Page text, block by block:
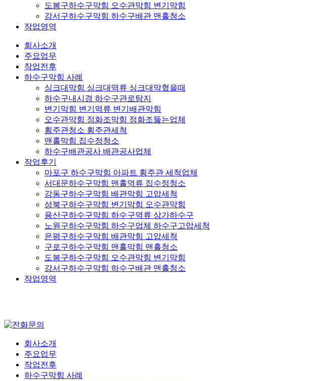
도봉구하수구막힘 오수관막힘 변기막힘
강서구하수구막힘 하수구배관 맨홀청소
작업영역
회사소개
주요업무
작업전후
하수구막힘 사례
싱크대막힘 싱크대역류 싱크대막혔을때
하수구내시경 하수구관로탐지
변기막힘 변기역류 변기배관막힘
오수관막힘 정화조막힘 정화조뚫는업체
횡주관청소 횡주관세척
맨홀막힘 집수정청소
하수구배관공사 배관공사업체
작업후기
마포구 하수구막힘 아파트 횡주관 세척업체
서대문하수구막힘 맨홀역류 집수정청소
강동구하수구막힘 배관막힘 고압세척
성북구하수구막힘 변기막힘 오수관막힘
용산구하수구막힘 하수구역류 상가하수구
노원구하수구막힘 하수구업체 하수구고압세척
은평구하수구막힘 배관막힘 고압세척
구로구하수구막힘 맨홀막힘 맨홀청소
도봉구하수구막힘 오수관막힘 변기막힘
강서구하수구막힘 하수구배관 맨홀청소
작업영역
회사소개
주요업무
작업전후
하수구막힘 사례